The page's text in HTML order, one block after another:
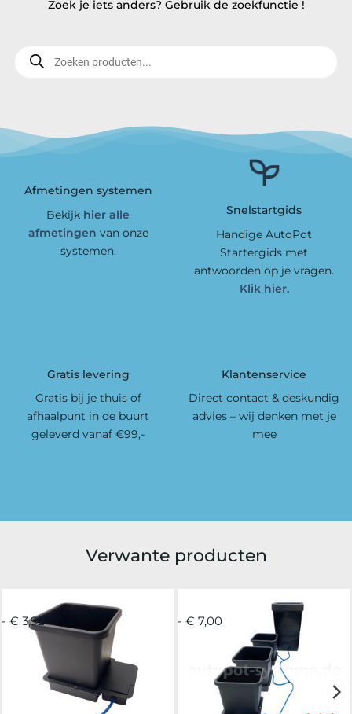
Zoek je iets anders? Gebruik de zoekfunctie !
zoeken
Afmetingen systemen
Bekijk hier alle
afmetingen van onze
systemen.
Snelstartgids
Handige AutoPot
Startergids met
antwoorden op je vragen.
Klik hier.
Gratis levering
Gratis bij je thuis of
afhaalpunt in de buurt
geleverd vanaf €99,-
Klantenservice
Direct contact & deskundig
advies – wij denken met je
mee
Verwante producten
- € 3,92 - € 7,00